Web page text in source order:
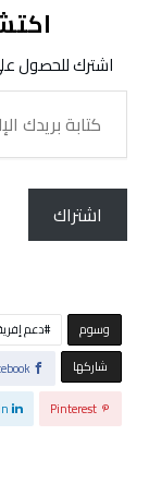
اشترك للحصول
بريدك
الإلكتروني...
اشتراك
‫‫‫‫وسوم‬
دعم
‫‫ شاركها‬
Pinterest